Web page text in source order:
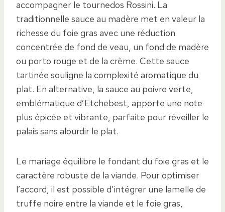
accompagner le tournedos Rossini. La
traditionnelle sauce au madère met en valeur la
richesse du foie gras avec une réduction
concentrée de fond de veau, un fond de madère
ou porto rouge et de la crème. Cette sauce
tartinée souligne la complexité aromatique du
plat. En alternative, la sauce au poivre verte,
emblématique d’Etchebest, apporte une note
plus épicée et vibrante, parfaite pour réveiller le
palais sans alourdir le plat.
Le mariage équilibre le fondant du foie gras et le
caractère robuste de la viande. Pour optimiser
l’accord, il est possible d’intégrer une lamelle de
truffe noire entre la viande et le foie gras,